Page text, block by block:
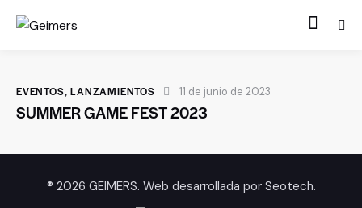
EVENTOS,LANZAMIENTOS 11 de junio de 2023
SUMMER GAME FEST 2023
® 2026 GEIMERS. Web desarrollada por Seotech.